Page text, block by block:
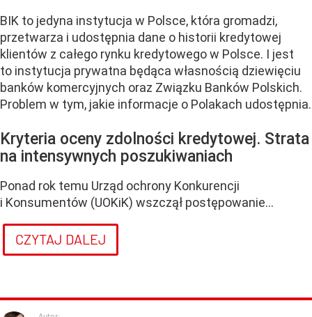
BIK to jedyna instytucja w Polsce, która gromadzi,
przetwarza i udostępnia dane o historii kredytowej
klientów z całego rynku kredytowego w Polsce. I jest
to instytucja prywatna będąca własnością dziewięciu
banków komercyjnych oraz Związku Banków Polskich.
Problem w tym, jakie informacje o Polakach udostępnia.
Kryteria oceny zdolności kredytowej. Strata
na intensywnych poszukiwaniach
Ponad rok temu Urząd ochrony Konkurencji
i Konsumentów (UOKiK) wszczął postępowanie...
CZYTAJ DALEJ